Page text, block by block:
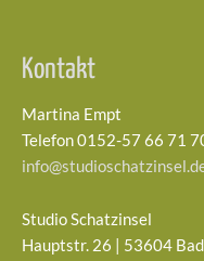
Kontakt
Martina Empt
Telefon 0152-57 66 71
Studio Schatzinsel
Hauptstr. 26 | 53604